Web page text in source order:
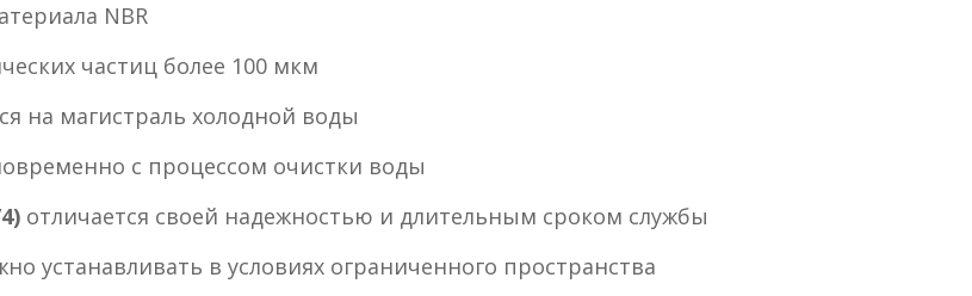
NBR
частиц более 100 мкм
на магистраль холодной воды
с процессом очистки воды
отличается своей надежностью и длительным сроком службы
устанавливать в условиях ограниченного пространства